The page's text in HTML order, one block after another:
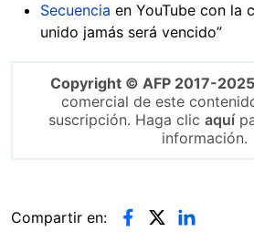
Secuencia en YouTube con la
unido jamás será vencido”
Copyright © AFP 2017-
comercial de este
suscripción. Haga clic aquí
información.
Compartir en: